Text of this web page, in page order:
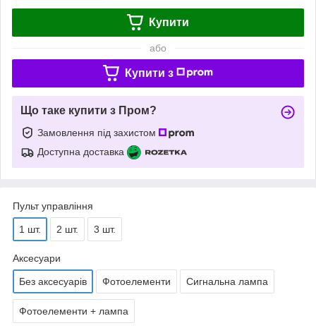
Купити
або
Купити з
Що таке купити з Пром?
Замовлення під захистом
Доступна доставка
Пульт управління
1 шт. 2 шт. 3 шт.
Аксесуари
Без аксесуарів Фотоелементи Сигнальна лампа
Фотоелементи + лампа